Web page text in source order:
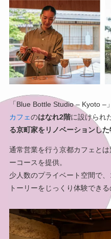
「Blue Bottle Studio – Kyoto –
カフェのはなれ2階に設けられ
る京町家をリノベーションした
通常営業を行う京都カフェと
ーコースを提供。
少人数のプライベート空間で
トーリーをじっくり体験できる